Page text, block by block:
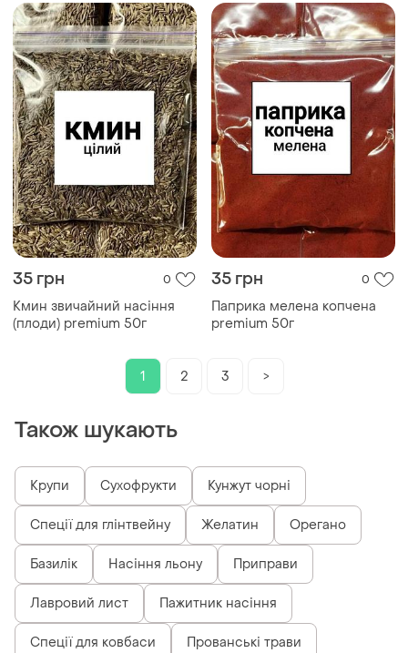
35 грн 0
Кмин звичайний насіння
(плоди) premium 50г
35 грн 0
Паприка мелена копчена
premium 50г
1 2 3 >
Також шукають
Крупи Сухофрукти Кунжут чорні
Спеції для глінтвейну Желатин Орегано
Базилік Насіння льону Приправи
Лавровий лист Пажитник насіння
Спеції для ковбаси Прованські трави